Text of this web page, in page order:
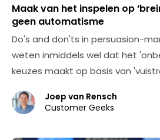
Maak van het inspelen op
geen automatisme
Do's and don'ts in persuasion-
weten inmiddels wel dat het
keuzes maakt op basis van
Joep van Rensch
Customer Geeks